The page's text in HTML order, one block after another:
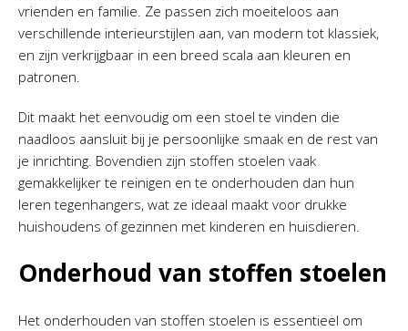
vrienden en familie. Ze passen zich moeiteloos aan
verschillende interieurstijlen aan, van modern tot klassiek,
en zijn verkrijgbaar in een breed scala aan kleuren en
patronen.
Dit maakt het eenvoudig om een stoel te vinden die
naadloos aansluit bij je persoonlijke smaak en de rest van
je inrichting. Bovendien zijn stoffen stoelen vaak
gemakkelijker te reinigen en te onderhouden dan hun
leren tegenhangers, wat ze ideaal maakt voor drukke
huishoudens of gezinnen met kinderen en huisdieren.
Onderhoud van stoffen stoelen
Het onderhouden van stoffen stoelen is essentieel om